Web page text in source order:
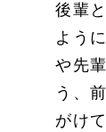
後輩
よう
や先
う、
がけ